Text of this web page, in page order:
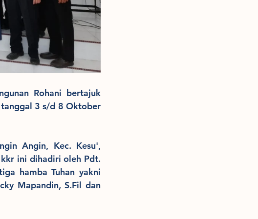
3 s/d 8 Oktober
Angin, Kec. Kesu',
ini dihadiri oleh Pdt.
hamba Tuhan yakni
Mapandin, S.Fil dan